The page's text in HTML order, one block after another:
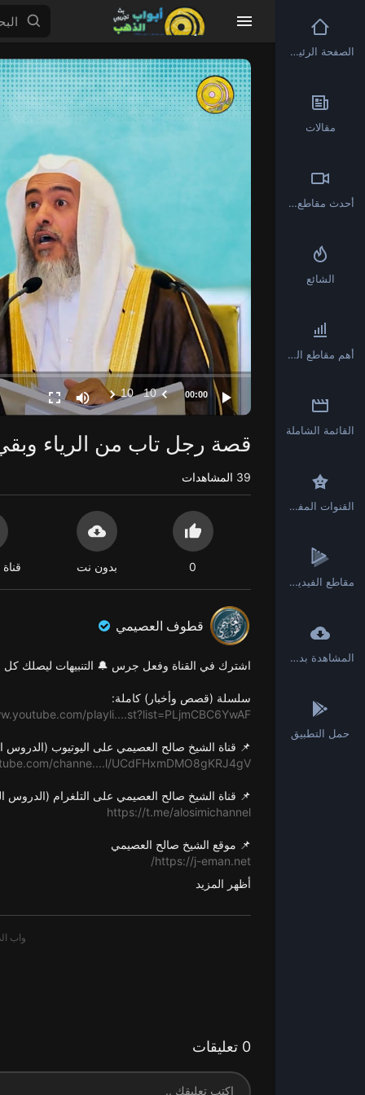
Video
Player
00:00
10
10
قصة رجل تاب من الرياء
39 المشاهدات
0 بدون نت قناة
قطوف العصيمي
اشترك في القناة وفعل جرس 🔔 التنبيهات ليصلك كل
سلسلة (قصص وأخبار) كاملة:
playli....st?list=PLjmCBC6YwAF
📌 قناة الشيخ صالح العصيمي على اليوتيوب (الدروس
channe....l/UCdFHxmDMO8gKRJ4gV
📌 قناة الشيخ صالح العصيمي على التلغرام (الدروس
https://t.me/alosimichannel
📌 موقع الشيخ صالح العصيمي
https://j-eman.net/
📌 حساب الشيخ صالح العصيمي على تويتر
channe....l/UC1M2LA5PSBQPg11C2
https://t.me/Qutofosaimi
📌 قناة الشيخ صالح العصيمي العامة على التلغرام
https://goo.gl/hvxhWK
أظهر المزيد
0 تعليقات
الصفحة الرئيسية
مقالات
أحدث مقاطع الفيديو
الشائع
أهم مقاطع الفيديو
القائمة الشاملة
القنوات المفضلة
مقاطع الفيديو القصيرة
المشاهدة بدون انترنت
حمل التطبيق